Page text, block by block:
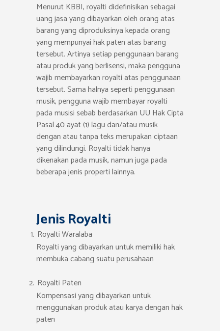
Menurut KBBI, royalti didefinisikan sebagai
uang jasa yang dibayarkan oleh orang atas
barang yang diproduksinya kepada orang
yang mempunyai hak paten atas barang
tersebut. Artinya setiap penggunaan barang
atau produk yang berlisensi, maka pengguna
wajib membayarkan royalti atas penggunaan
tersebut. Sama halnya seperti penggunaan
musik, pengguna wajib membayar royalti
pada musisi sebab berdasarkan UU Hak Cipta
Pasal 40 ayat (1) lagu dan/atau musik
dengan atau tanpa teks merupakan ciptaan
yang dilindungi. Royalti tidak hanya
dikenakan pada musik, namun juga pada
beberapa jenis properti lainnya.
Jenis Royalti
Royalti Waralaba
Royalti yang dibayarkan untuk memiliki hak
membuka cabang suatu perusahaan
Royalti Paten
Kompensasi yang dibayarkan untuk
menggunakan produk atau karya dengan hak
paten